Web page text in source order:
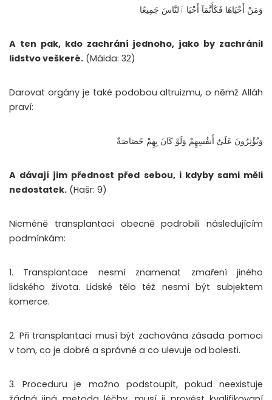
وَمَنْ أَحْيَاهَا فَكَأَنَّمَآ أَحْيَا ٱلنَّاسَ جَمِيعًا
A ten pak, kdo zachrání jednoho, jako by zachránil
lidstvo veškeré. (Máida: 32)
Darovat orgány je také podobou altruizmu, o němž Alláh
praví:
وَيُؤْثِرُونَ عَلَىٰٓ أَنفُسِهِمْ وَلَوْ كَانَ بِهِمْ خَصَاصَةٌ
A dávají jim přednost před sebou, i kdyby sami měli
nedostatek. (Hašr: 9)
Nicméně transplantaci obecně podrobili následujícím
podmínkám:
1. Transplantace nesmí znamenat zmaření jiného
lidského života. Lidské tělo též nesmí být subjektem
komerce.
2. Při transplantaci musí být zachována zásada pomoci
v tom, co je dobré a správné a co ulevuje od bolesti.
3. Proceduru je možno podstoupit, pokud neexistuje